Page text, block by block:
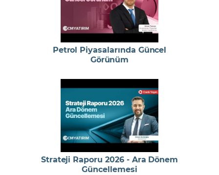
Petrol Piyasalarında Güncel
Görünüm
Strateji Raporu 2026 - Ara Dönem
Güncellemesi